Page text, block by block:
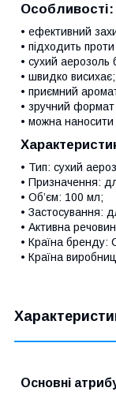
Особливості:
• ефективний
• підходить проти
• сухий аерозоль
• швидко висихає;
• приємний
• зручний
• можна наносити
• Тип: сухий
• Призначення:
• Об’єм: 100 мл;
• Застосування:
• Активна
• Країна бренду:
• Країна
Основні